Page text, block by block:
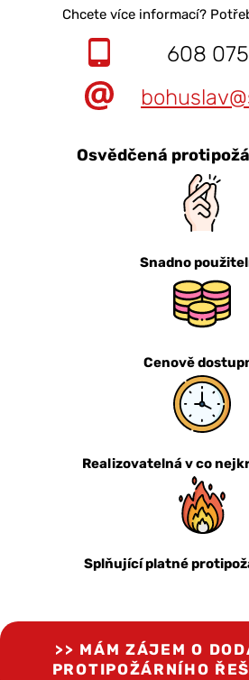
Chcete více informací?
608
Osvědčená
Snadno
Cenově
Realizovatelná v co
Splňující platné
MÁM ZÁJEM O
PROTIPOŽÁRNÍHO